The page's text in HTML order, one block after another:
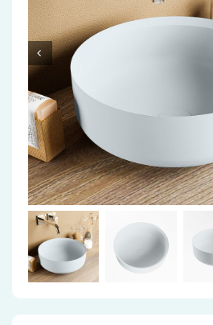
Installatiemateriaal
Klimaatbeheersing
PVC
Tegels